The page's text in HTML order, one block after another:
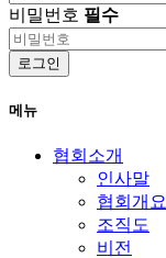
비밀번호 필수
로그인
메뉴
협회소개
인사말
협회개요
조직도
비전